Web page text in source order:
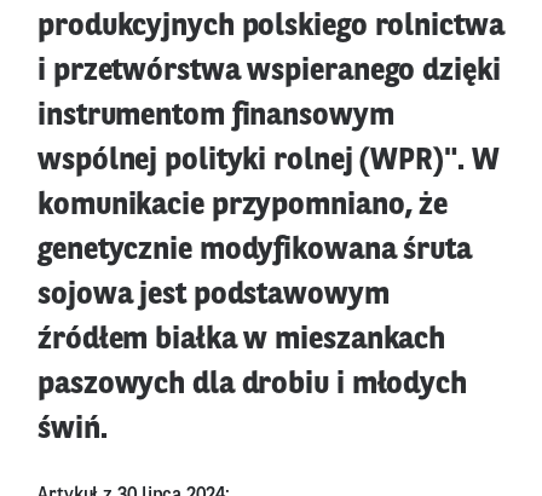
produkcyjnych polskiego rolnictwa
i przetwórstwa wspieranego dzięki
instrumentom finansowym
wspólnej polityki rolnej (WPR)". W
komunikacie przypomniano, że
genetycznie modyfikowana śruta
sojowa jest podstawowym
źródłem białka w mieszankach
paszowych dla drobiu i młodych
świń.